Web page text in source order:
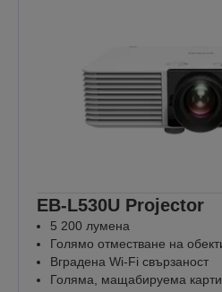
EB-L530U Projector
5 200 лумена
Голямо отместване на
Вградена Wi-Fi свързаност
Голяма, мащабируема